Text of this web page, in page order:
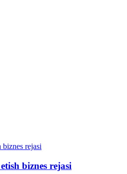
biznes rejasi